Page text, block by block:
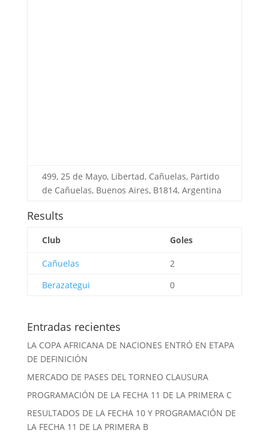
499, 25 de Mayo, Libertad, Cañuelas, Partido
de Cañuelas, Buenos Aires, B1814, Argentina
Results
Club Goles
Cañuelas
2
Berazategui
0
Entradas recientes
LA COPA AFRICANA DE NACIONES ENTRÓ EN ETAPA
DE DEFINICIÓN
MERCADO DE PASES DEL TORNEO CLAUSURA
PROGRAMACIÓN DE LA FECHA 11 DE LA PRIMERA C
RESULTADOS DE LA FECHA 10 Y PROGRAMACIÓN DE
LA FECHA 11 DE LA PRIMERA B